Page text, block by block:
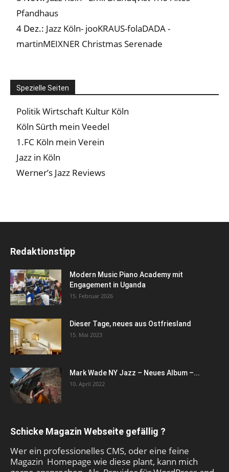
Pfandhaus
4 Dez.: Jazz Köln- jooKRAUS-folaDADA -
martinMEIXNER Christmas Serenade
Spezielle Seiten
Politik Wirtschaft Kultur Köln
Köln Sürth mein Veedel
1.FC Köln mein Verein
Jazz in Köln
Werner’s Jazz Reviews
Redaktionstipp
Modern Music Piano Academy mit
Engagement in Uganda
15. Februar 2026
Dieser Tage, neues aus Ostfriesland
15. Mai 2023
Mark Wade NY Jazz – Neues Album –...
10. April 2022
Schicke Magazin Webseite gefällig ?
Wer ein professionelles CMS, oder eine feine
Magazin Homepage wie diese plant, kann mich